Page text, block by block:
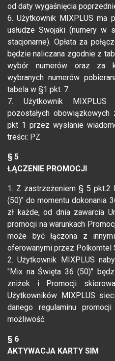
od daty wygaśnięcia
6. Użytkownik MIXPLUS ma
usłudze Swojaki (numery w
stacjonarne). Opłata za
będzie naliczana zgodnie z
wybór numerów oraz za
wybranych numerów
tabela w §1 pkt. 7.
7. Użytkownik
pozostałych
pkt 1 przez wysłanie
treści: PZ
§ 5
ŁĄCZENIE PROMOCJI
1. Z zastrzeżeniem § 5 pkt.2
(50)" do momentu dokonania
zł każde, od dnia zawarcia
promocji na warunkach
może być łączona z
oferowanymi przez Polkomtel
2. Użytkownik MIXPLUS
"Mix na Święta 36 (50)"
zniżek i Promocji
Użytkowników MIXPLUS
danego regulaminu
możliwość.
§ 6
AKTYWACJA KARTY SIM